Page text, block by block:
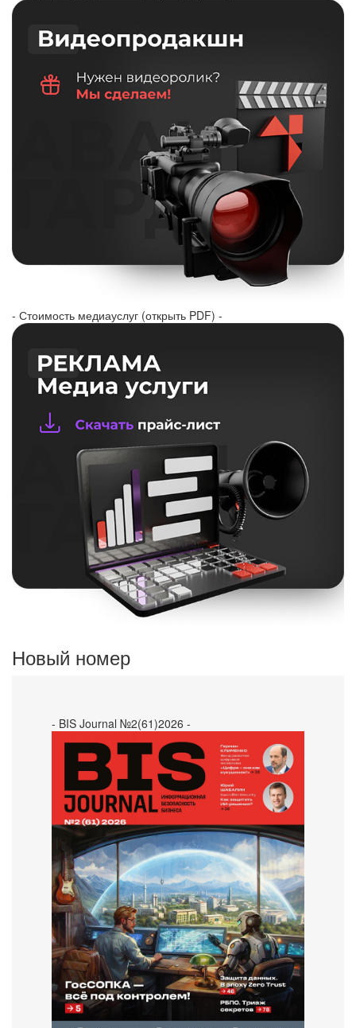
- Стоимость медиауслуг (открыть PDF) -
Новый номер
- BIS Journal №2(61)2026 -